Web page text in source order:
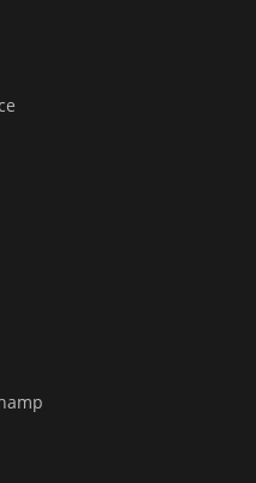
en magasin ;
loués
pour ne pas avoir à
de session pour les
;
et à la